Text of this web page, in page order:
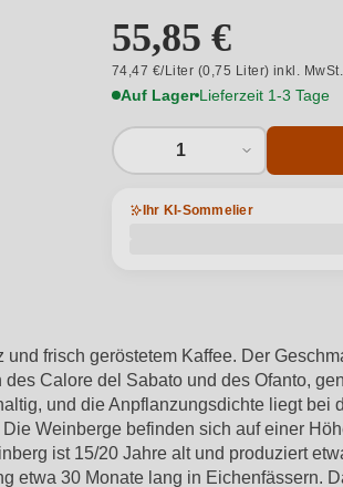
55,85 €
74,47 €/Liter (0,75 Liter) inkl.
Auf Lager Lieferzeit 1-3 Tage
1
Ihr KI-Sommelier
frisch geröstetem Kaffee. Der
Calore del Sabato und des Ofanto,
und die Anpflanzungsdichte liegt
Weinberge befinden sich auf einer
ist 15/20 Jahre alt und produziert
etwa 30 Monate lang in Eichenfässern.